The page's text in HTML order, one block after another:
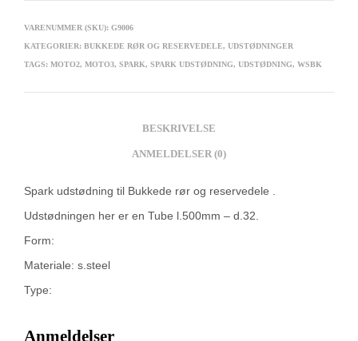
VARENUMMER (SKU): G9006
KATEGORIER: BUKKEDE RØR OG RESERVEDELE, UDSTØDNINGER
TAGS: MOTO2, MOTO3, SPARK, SPARK UDSTØDNING, UDSTØDNING, WSBK
BESKRIVELSE
ANMELDELSER (0)
Spark udstødning til Bukkede rør og reservedele .
Udstødningen her er en Tube l.500mm – d.32.
Form:
Materiale: s.steel
Type:
Anmeldelser